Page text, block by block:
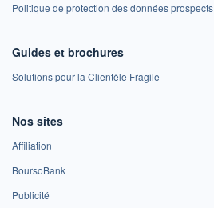
Politique de protection des données prospects
Guides et brochures
Solutions pour la Clientèle Fragile
Nos sites
Affiliation
BoursoBank
Publicité